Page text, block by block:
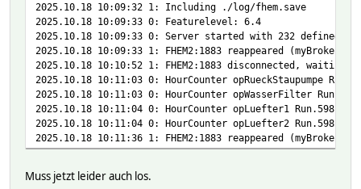
Cannot load module OWDevice
setuuid: Please define klTemperatur1 first
Cannot load module OWDevice
setuuid: Please define klLuftfeuchtRaum2 first
Cannot load module OWDevice
setuuid: Please define klTemperatur2 first
Cannot load module OWDevice
setuuid: Please define klLuftfeuchtRaum3 first
Cannot load module OWDevice
setuuid: Please define klTemperatur3 first
Cannot load module OWDevice
Cannot load module OWDevice
2025.10.18 10:09:32 1: Including ./log/fhem.save
2025.10.18 10:09:33 0: Featurelevel: 6.4
2025.10.18 10:09:33 0: Server started with 232 defined
2025.10.18 10:09:33 1: FHEM2:1883 reappeared (myBroker)
2025.10.18 10:10:52 1: FHEM2:1883 disconnected, waiting
2025.10.18 10:11:03 0: HourCounter opRueckStaupumpe
2025.10.18 10:11:03 0: HourCounter opWasserFilter
2025.10.18 10:11:04 0: HourCounter opLuefter1 Run.598
2025.10.18 10:11:04 0: HourCounter opLuefter2 Run.598
2025.10.18 10:11:36 1: FHEM2:1883 reappeared (myBroker)
Muss jetzt leider auch los.